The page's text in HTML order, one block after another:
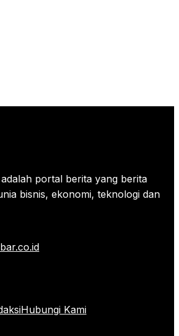
portal berita yang berita
bisnis, ekonomi, teknologi dan
Hubungi Kami